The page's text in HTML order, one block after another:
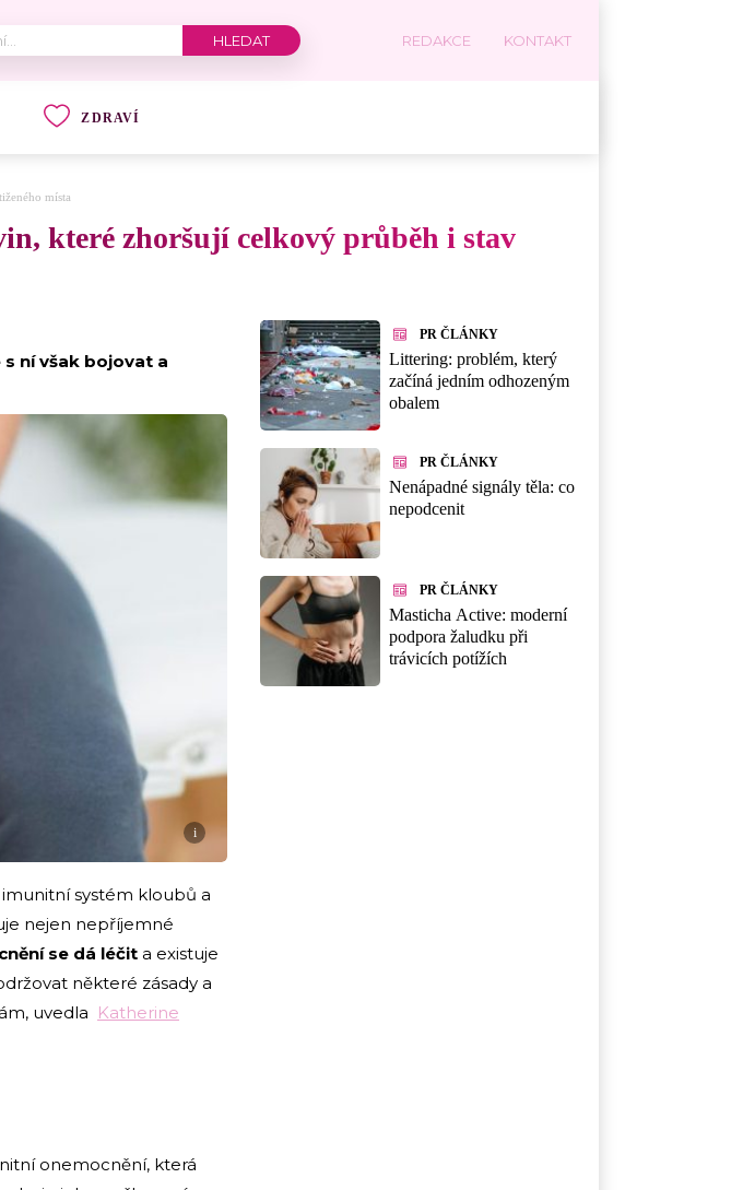
REDAKCE KONTAKT
ZDRAVÍ
místa
které zhoršují celkový průběh i stav
ní však bojovat a
i
systém kloubů a
nejen nepříjemné
se dá léčit a existuje
některé zásady a
uvedla Katherine
onemocnění, která
PR ČLÁNKY
Littering: problém, který
začíná jedním odhozeným
obalem
PR ČLÁNKY
Nenápadné signály těla: co
nepodcenit
PR ČLÁNKY
Masticha Active: moderní
podpora žaludku při
trávicích potížích